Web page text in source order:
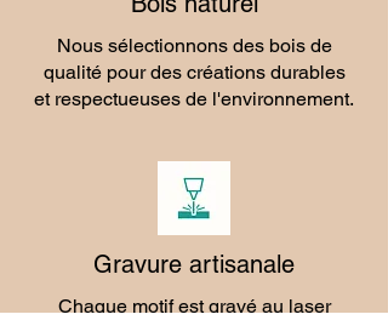
Nous sélectionnons des bois de
qualité pour des créations durables
et respectueuses de l'environnement.
Gravure artisanale
Chaque motif est gravé au laser